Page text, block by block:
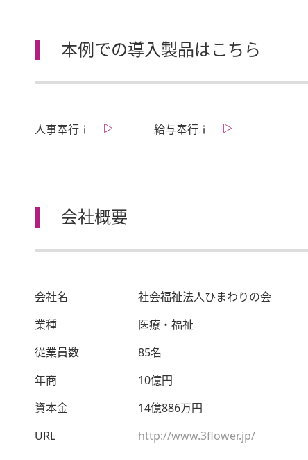
本例での導入製品はこちら
人事奉行ｉ 給与奉行ｉ
会社概要
会社名 社会福祉法人ひまわりの会
業種 医療・福祉
従業員数 85名
年商 10億円
資本金 14億886万円
URL http://www.3flower.jp/